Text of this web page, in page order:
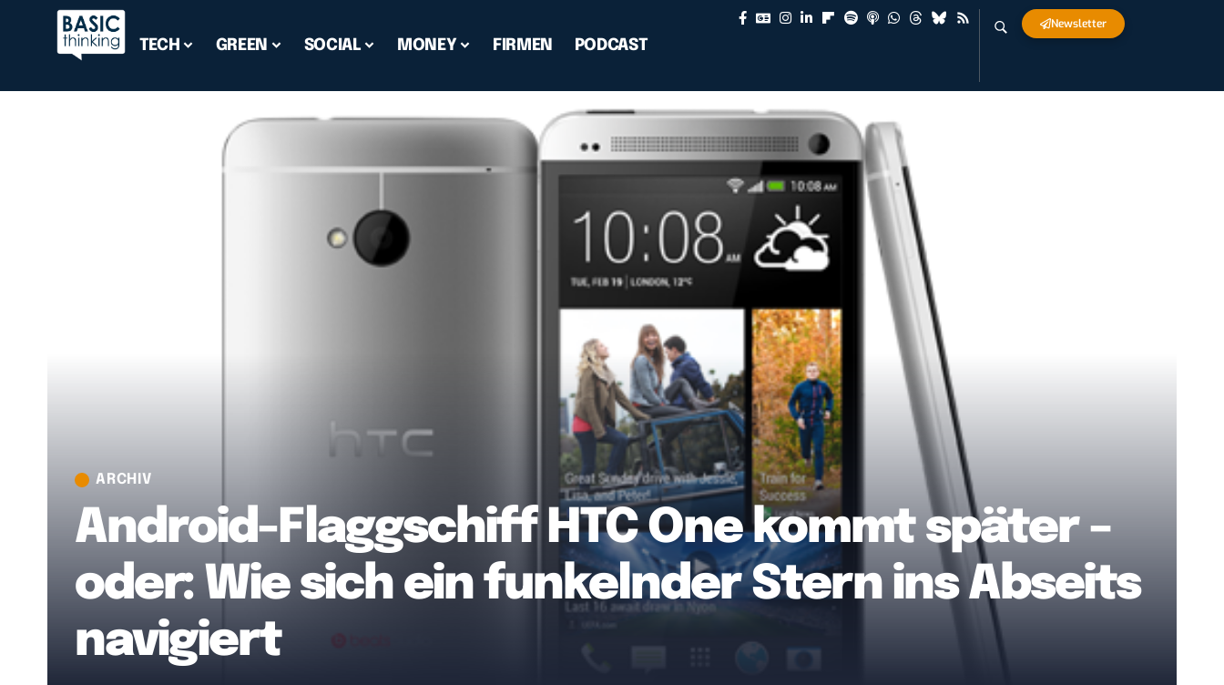
TECH GREEN SOCIAL MONEY FIRMEN PODCAST
Newsletter
ARCHIV
Android-Flaggschiff HTC One kommt später –
oder: Wie sich ein funkelnder Stern ins Abseits
navigiert